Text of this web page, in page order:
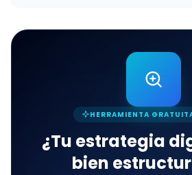
HERRAMIENTA
¿Tu estrategia
bien